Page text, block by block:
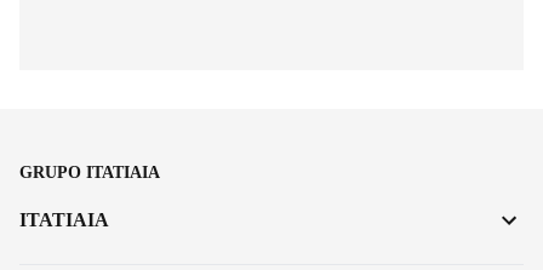
GRUPO ITATIAIA
ITATIAIA